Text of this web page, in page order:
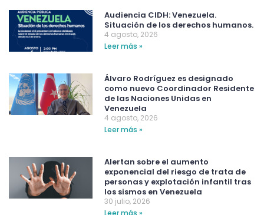
Audiencia CIDH: Venezuela.
Situación de los derechos humanos.
4 agosto, 2026
Leer más »
Álvaro Rodríguez es designado
como nuevo Coordinador Residente
de las Naciones Unidas en
Venezuela
4 agosto, 2026
Leer más »
Alertan sobre el aumento
exponencial del riesgo de trata de
personas y explotación infantil tras
los sismos en Venezuela
30 julio, 2026
Leer más »